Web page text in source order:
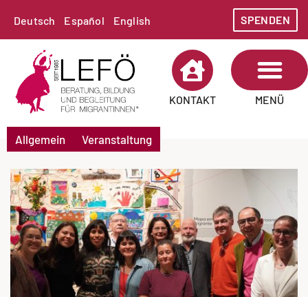
Deutsch Español English SPENDEN
KONTAKT MENÜ
Allgemein Veranstaltung